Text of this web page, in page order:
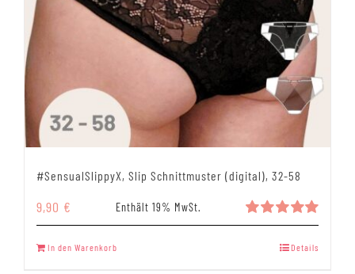
#SensualSlippyX, Slip Schnittmuster (digital), 32-58
Bewertet
5.00
9,90 € Enthält 19% MwSt.
In den Warenkorb Details